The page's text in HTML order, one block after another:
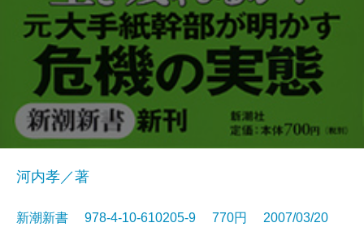
河内孝／著
新潮新書 978-4-10-610205-9 770円 2007/03/20